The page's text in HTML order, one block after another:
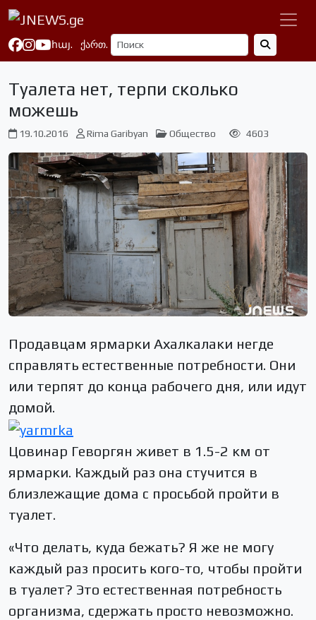
հայ. ქართ.
Туалета нет, терпи сколько
можешь
19.10.2016 Rima Garibyan Общество 4603
Продавцам ярмарки Ахалкалаки негде
справлять естественные потребности. Они
или терпят до конца рабочего дня, или идут
домой.
Цовинар Геворгян живет в 1.5-2 км от
ярмарки. Каждый раз она стучится в
близлежащие дома с просьбой пройти в
туалет.
«Что делать, куда бежать? Я же не могу
каждый раз просить кого-то, чтобы пройти
в туалет? Это естественная потребность
организма, сдержать просто невозможно.